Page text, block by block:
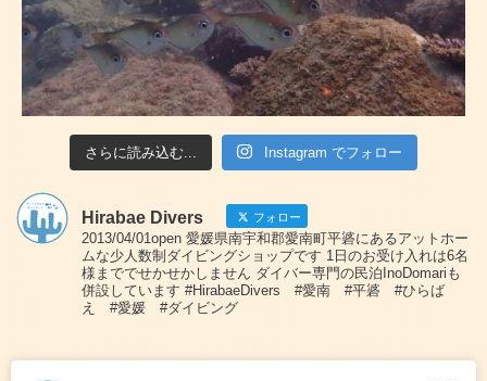
さらに読み込む... Instagram でフォロー
Hirabae Divers フォロー
2013/04/01open 愛媛県南宇和郡愛南町平碆にあるアットホー
ムな少人数制ダイビングショップです 1日のお受け入れは6名
様まででせかせかしません ダイバー専門の民泊InoDomariも
併設しています #HirabaeDivers #愛南 #平碆 #ひらば
え #愛媛 #ダイビング